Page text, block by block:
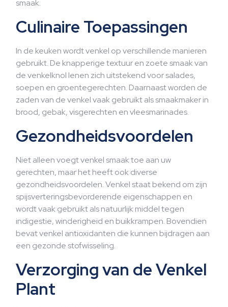
smaak.
Culinaire Toepassingen
In de keuken wordt venkel op verschillende manieren
gebruikt. De knapperige textuur en zoete smaak van
de venkelknol lenen zich uitstekend voor salades,
soepen en groentegerechten. Daarnaast worden de
zaden van de venkel vaak gebruikt als smaakmaker in
brood, gebak, visgerechten en vleesmarinades.
Gezondheidsvoordelen
Niet alleen voegt venkel smaak toe aan uw
gerechten, maar het heeft ook diverse
gezondheidsvoordelen. Venkel staat bekend om zijn
spijsverteringsbevorderende eigenschappen en
wordt vaak gebruikt als natuurlijk middel tegen
indigestie, winderigheid en buikkrampen. Bovendien
bevat venkel antioxidanten die kunnen bijdragen aan
een gezonde stofwisseling.
Verzorging van de Venkel
Plant